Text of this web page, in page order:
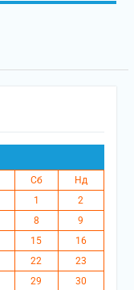
Сб
Нд
1
2
8
9
15
16
22
23
29
30